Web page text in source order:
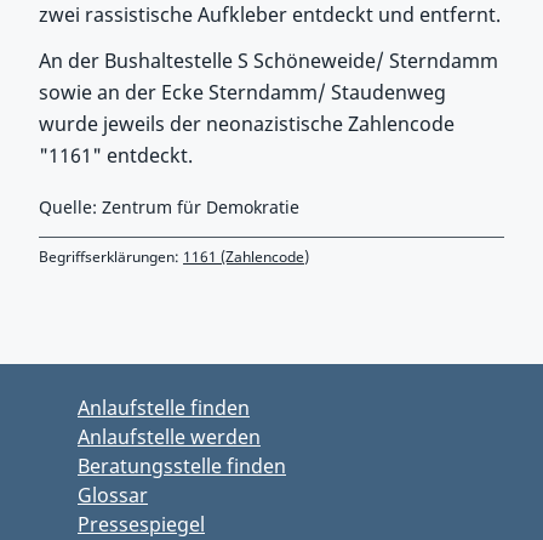
zwei rassistische Aufkleber entdeckt und entfernt.
An der Bushaltestelle S Schöneweide/ Sterndamm
sowie an der Ecke Sterndamm/ Staudenweg
wurde jeweils der neonazistische Zahlencode
"1161" entdeckt.
Quelle: Zentrum für Demokratie
Begriffserklärungen: 1161 (Zahlencode)
Anlaufstelle finden
Anlaufstelle werden
Beratungsstelle finden
Glossar
Pressespiegel